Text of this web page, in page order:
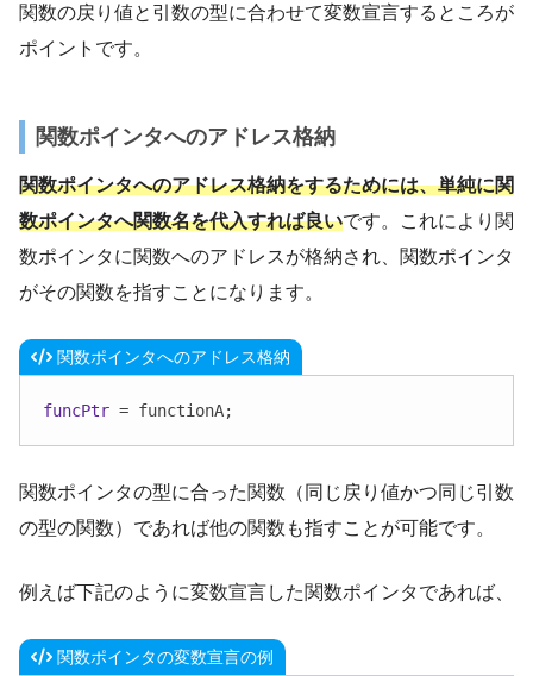
関数の戻り値と引数の型に合わせて変数宣言するところが
ポイントです。
関数ポインタへのアドレス格納
関数ポインタへのアドレス格納をするためには、単純に関
数ポインタへ関数名を代入すれば良いです。これにより関
数ポインタに関数へのアドレスが格納され、関数ポインタ
がその関数を指すことになります。
関数ポインタへのアドレス格納
funcPtr = functionA;
関数ポインタの型に合った関数（同じ戻り値かつ同じ引数
の型の関数）であれば他の関数も指すことが可能です。
例えば下記のように変数宣言した関数ポインタであれば、
関数ポインタの変数宣言の例